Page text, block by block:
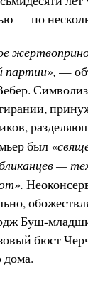
— по
партии», —
был
—
Буш-
бюст
дома.